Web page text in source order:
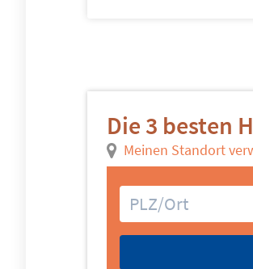
Die 3 besten
Meinen Standort